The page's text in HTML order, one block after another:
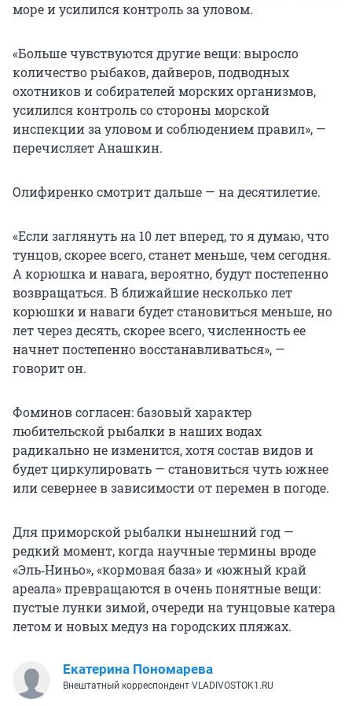
море и усилился контроль за уловом.
«Больше чувствуются другие вещи: выросло
количество рыбаков, дайверов, подводных
охотников и собирателей морских организмов,
усилился контроль со стороны морской
инспекции за уловом и соблюдением правил», —
перечисляет Анашкин.
Олифиренко смотрит дальше — на десятилетие.
«Если заглянуть на 10 лет вперед, то я думаю, что
тунцов, скорее всего, станет меньше, чем сегодня.
А корюшка и навага, вероятно, будут постепенно
возвращаться. В ближайшие несколько лет
корюшки и наваги будет становиться меньше, но
лет через десять, скорее всего, численность ее
начнет постепенно восстанавливаться», —
говорит он.
Фоминов согласен: базовый характер
любительской рыбалки в наших водах
радикально не изменится, хотя состав видов и
будет циркулировать — становиться чуть южнее
или севернее в зависимости от перемен в погоде.
Для приморской рыбалки нынешний год —
редкий момент, когда научные термины вроде
«Эль‑Ниньо», «кормовая база» и «южный край
ареала» превращаются в очень понятные вещи:
пустые лунки зимой, очереди на тунцовые катера
летом и новых медуз на городских пляжах.
Екатерина Пономарева
Внештатный корреспондент VLADIVOSTOK1.RU